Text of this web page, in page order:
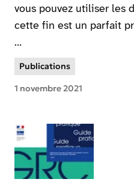
vous pouvez utiliser les
cette fin est un parfait
…
Publications
1 novembre 2021